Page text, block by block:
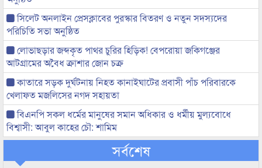
সিলেট অনলাইন প্রেসক্লাবের পুরস্কার বিতরণ ও নতুন সদস্যদের
পরিচিতি সভা অনুষ্ঠিত
লোভাছড়ার জব্দকৃত পাথর চুরির হিড়িক! বেপরোয়া জকিগঞ্জের
আটগ্রামের অবৈধ ক্রাশার জোন চক্র
কাতারে সড়ক দুর্ঘটনায় নিহত কানাইঘাটের প্রবাসী পাঁচ পরিবারকে
খেলাফত মজলিসের নগদ সহায়তা
বিএনপি সকল ধর্মের মানুষের সমান অধিকার ও ধর্মীয় মুল্যবোধে
বিশ্বাসী: আবুল কাহের চৌ: শামিম
সর্বশেষ